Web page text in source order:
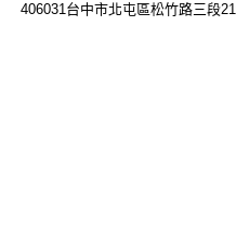
406031台中市北屯區松竹路三段